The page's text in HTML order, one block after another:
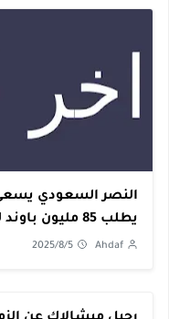
النصر السعودي
يطلب 85 مليون باوند للموافقة
Ahdaf
2025/8/5